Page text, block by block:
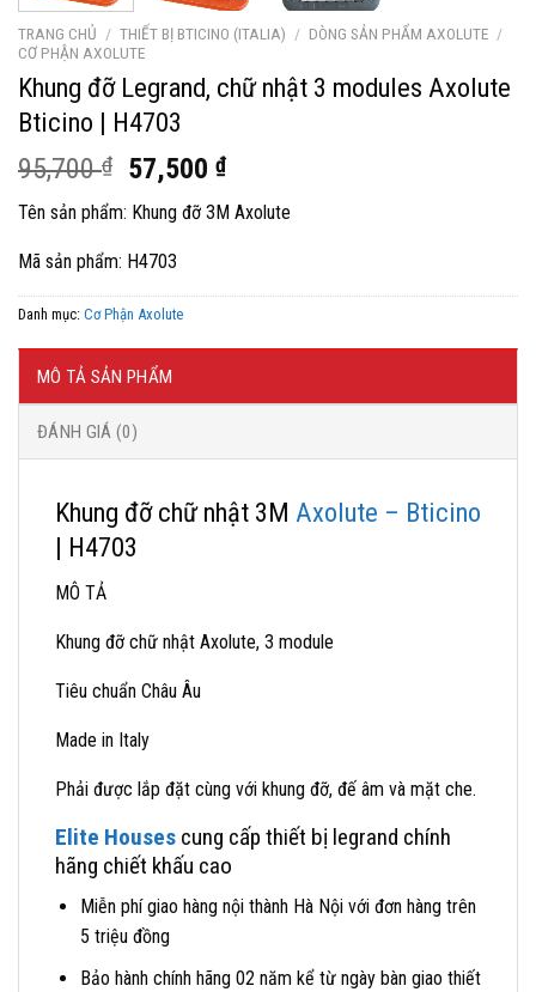
TRANG CHỦ / THIẾT BỊ BTICINO (ITALIA) / DÒNG SẢN PHẨM AXOLUTE /
CƠ PHẬN AXOLUTE
Khung đỡ Legrand, chữ nhật 3 modules Axolute
Bticino | H4703
95,700₫
Giá
gốc
là:
95,700 ₫.
57,500₫Giá
hiện
tại
Tên sản phẩm: Khung đỡ 3M Axolute
Mã sản phẩm: H4703
Danh mục: Cơ Phận Axolute
MÔ TẢ SẢN PHẨM
ĐÁNH GIÁ (0)
Khung đỡ chữ nhật 3M Axolute – Bticino
| H4703
MÔ TẢ
Khung đỡ chữ nhật Axolute, 3 module
Tiêu chuẩn Châu Âu
Made in Italy
Phải được lắp đặt cùng với khung đỡ, đế âm và mặt che.
Elite Houses cung cấp thiết bị legrand chính
hãng chiết khấu cao
Miễn phí giao hàng nội thành Hà Nội với đơn hàng trên
5 triệu đồng
Bảo hành chính hãng 02 năm kể từ ngày bàn giao thiết